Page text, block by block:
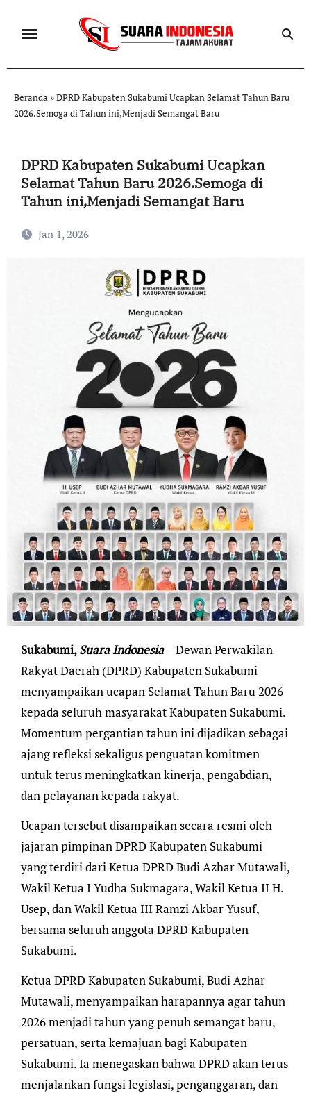
Beranda »DPRD Kabupaten Sukabumi Ucapkan Selamat Tahun Baru
2026.Semoga di Tahun ini,Menjadi Semangat Baru
DPRD Kabupaten Sukabumi Ucapkan
Selamat Tahun Baru 2026.Semoga di
Tahun ini,Menjadi Semangat Baru
Jan 1, 2026
Sukabumi,Suara Indonesia– Dewan Perwakilan
Rakyat Daerah (DPRD) Kabupaten Sukabumi
menyampaikan ucapan Selamat Tahun Baru 2026
kepada seluruh masyarakat Kabupaten Sukabumi.
Momentum pergantian tahun ini dijadikan sebagai
ajang refleksi sekaligus penguatan komitmen
untuk terus meningkatkan kinerja, pengabdian,
dan pelayanan kepada rakyat.
Ucapan tersebut disampaikan secara resmi oleh
jajaran pimpinan DPRD Kabupaten Sukabumi
yang terdiri dari Ketua DPRD Budi Azhar Mutawali,
Wakil Ketua I Yudha Sukmagara, Wakil Ketua II H.
Usep, dan Wakil Ketua III Ramzi Akbar Yusuf,
bersama seluruh anggota DPRD Kabupaten
Sukabumi.
Ketua DPRD Kabupaten Sukabumi, Budi Azhar
Mutawali, menyampaikan harapannya agar tahun
2026 menjadi tahun yang penuh semangat baru,
persatuan, serta kemajuan bagi Kabupaten
Sukabumi. Ia menegaskan bahwa DPRD akan terus
menjalankan fungsi legislasi, penganggaran, dan